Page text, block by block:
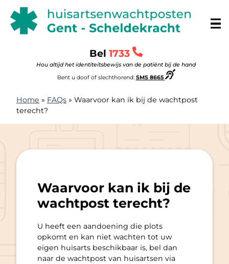
Bel 1733
Hou altijd het identiteitsbewijs van de patiënt bij de hand
Bent u doof of slechthorend: SMS 8665
Home » FAQs » Waarvoor kan ik bij de wachtpost
terecht?
Waarvoor kan ik bij de
wachtpost terecht?
U heeft een aandoening die plots
opkomt en kan niet wachten tot uw
eigen huisarts beschikbaar is, bel dan
naar de wachtpost van huisartsen via